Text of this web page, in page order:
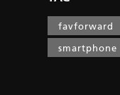
favforward
smartphone